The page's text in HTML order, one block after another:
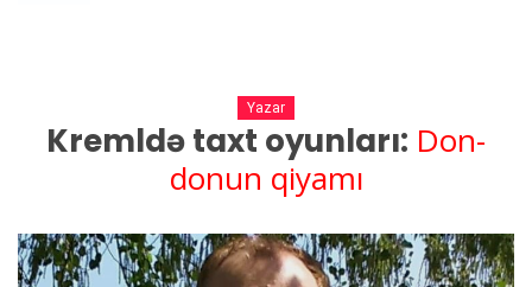
Yazar
Kremldə taxt oyunları: Don-
donun qiyamı